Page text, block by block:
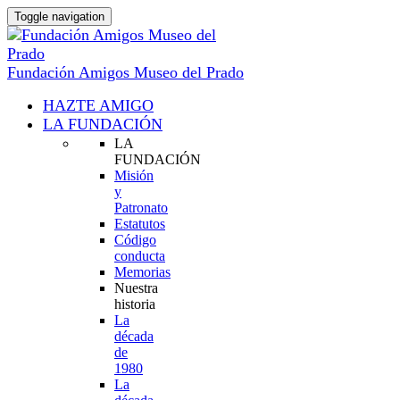
Toggle navigation
Fundación Amigos Museo del Prado
HAZTE AMIGO
LA FUNDACIÓN
LA
FUNDACIÓN
Misión
y
Patronato
Estatutos
Código
conducta
Memorias
Nuestra
historia
La
década
de
1980
La